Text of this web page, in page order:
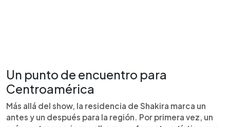
Un punto de encuentro para
Centroamérica
Más allá del show, la residencia de Shakira marca un
antes y un después para la región. Por primera vez, un